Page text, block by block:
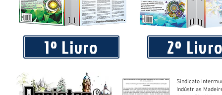
1º Livro 2º
Sindicato
Indústrias